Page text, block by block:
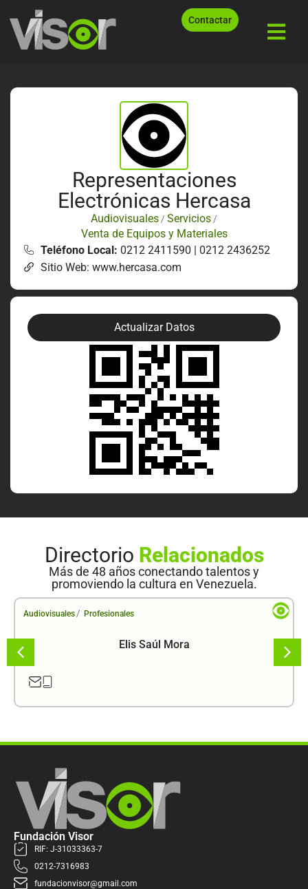
Contactar
Representaciones
Electrónicas Hercasa
Audiovisuales / Servicios /
Venta de Equipos y Materiales
Teléfono Local: 0212 2411590 | 0212 2436252
Sitio Web: www.hercasa.com
Actualizar Datos
Directorio Relacionados
Más de 48 años conectando talentos y
promoviendo la cultura en Venezuela.
Audiovisuales / Profesionales
Elis Saúl Mora
Fundación Visor
RIF: J-31033363-7
0212-7316983
fundacionvisor@gmail.com